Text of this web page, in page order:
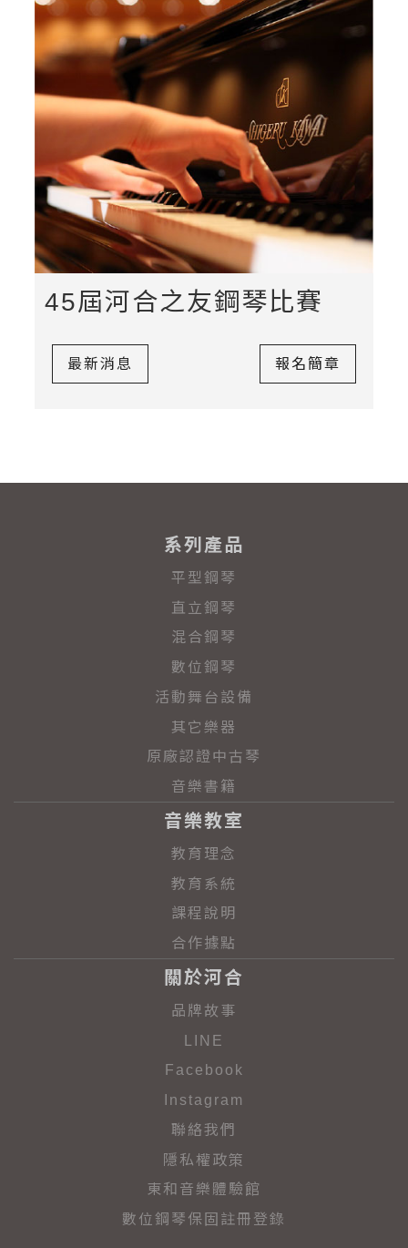
45屆河合之友鋼琴比賽
最新消息 報名簡章
系列產品
平型鋼琴
直立鋼琴
混合鋼琴
數位鋼琴
活動舞台設備
其它樂器
原廠認證中古琴
音樂書籍
音樂教室
教育理念
教育系統
課程說明
合作據點
關於河合
品牌故事
LINE
Facebook
Instagram
聯絡我們
隱私權政策
東和音樂體驗館
數位鋼琴保固註冊登錄